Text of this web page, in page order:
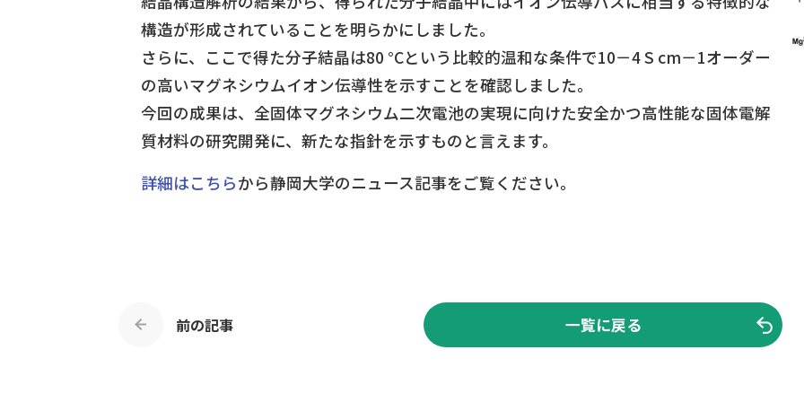
構造が形成されていることを明らかにしました。
さらに、ここで得た分子結晶は80 °Cという比較的温和な条件で10－4 S cm－1オーダー
の高いマグネシウムイオン伝導性を示すことを確認しました。
今回の成果は、全固体マグネシウム二次電池の実現に向けた安全かつ高性能な固体電解
質材料の研究開発に、新たな指針を示すものと言えます。
詳細はこちらから静岡大学のニュース記事をご覧ください。
前の記事 一覧に戻る